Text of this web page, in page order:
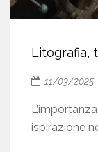
Litografia,
11/03/2025
ispirazione